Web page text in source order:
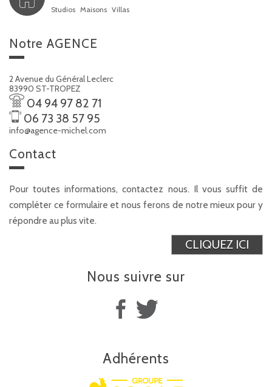
Studios Maisons Villas
notre AGENCE
2 Avenue du Général Leclerc
83990 ST-TROPEZ
04 94 97 82 71
06 73 38 57 95
info@agence-michel.com
Contact
Pour toutes informations, contactez nous. Il vous suffit de
compléter ce formulaire et nous ferons de notre mieux pour y
répondre au plus vite.
CLIQUEZ ICI
Nous suivre sur
Adhérents